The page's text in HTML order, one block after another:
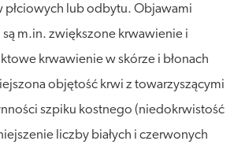
płciowych lub odbytu. Objawami
są m.in. zwiększone krwawienie i
krwawienie w skórze i błonach
objętość krwi z towarzyszącymi
szpiku kostnego (niedokrwistość
liczby białych i czerwonych